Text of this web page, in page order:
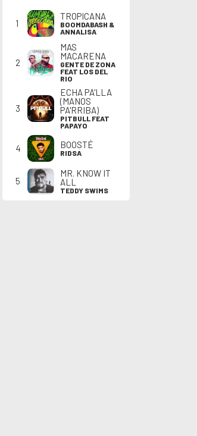
1
TROPICANA
BOOMDABASH &
ANNALISA
2
MAS
MACARENA
GENTE DE ZONA
FEAT LOS DEL
RIO
3
ECHA PA'LLA
(MANOS
PA'RRIBA)
PITBULL FEAT
PAPAYO
4 BOOSTÉ
RIDSA
5
MR. KNOW IT
ALL
TEDDY SWIMS